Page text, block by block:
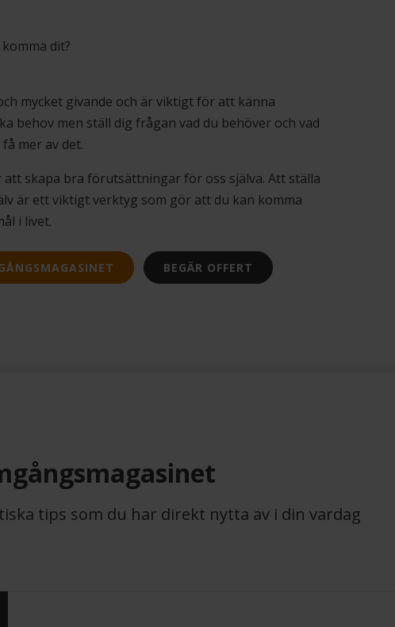
dit?
mycket givande och är viktigt för att känna
behov men ställ dig frågan vad du behöver och vad
mer av det.
skapa bra förutsättningar för oss själva. Att ställa
är ett viktigt verktyg som gör att du kan komma
i livet.
BEGÄR OFFERT
tips som du har direkt nytta av i din vardag